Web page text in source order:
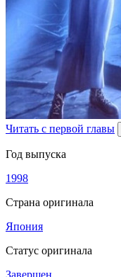
Читать с первой главы
Год выпуска
1998
Страна оригинала
Япония
Статус оригинала
Завершен